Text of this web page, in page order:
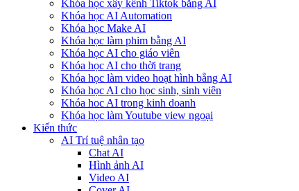
Khóa học xây kênh Tiktok bằng AI
Khóa học AI Automation
Khóa học Make AI
Khóa học làm phim bằng AI
Khóa học AI cho giáo viên
Khóa học AI cho thời trang
Khóa học làm video hoạt hình bằng AI
Khóa học AI cho học sinh, sinh viên
Khóa hoc AI trong kinh doanh
Khóa học làm Youtube view ngoại
Kiến thức
AI Trí tuệ nhân tạo
Chat AI
Hình ảnh AI
Video AI